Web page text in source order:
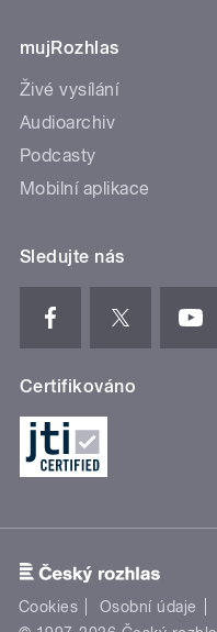
mujRozhlas
Živé vysílání
Audioarchiv
Podcasty
Mobilní aplikace
Sledujte nás
Certifikováno
Cookies Osobní údaje